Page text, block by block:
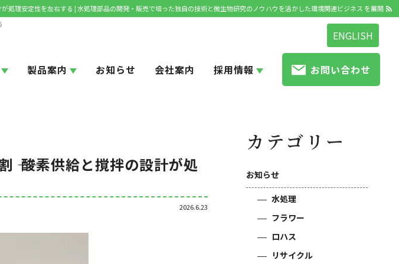
が処理安定性を左右する | 水処理部品の開発・販売で培った独自の技術と微生物研究のノウハウを活かした環境関連ビジネス を展開
ENGLISH
製品案内 お知らせ 会社案内 採用情報 お問い合わせ
―― 酸素供給と撹拌の設計が処
2026.6.23
カテゴリー
お知らせ
水処理
フラワー
ロハス
リサイクル